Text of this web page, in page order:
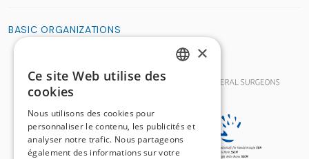
BASIC ORGANIZATIONS
×
Ce site Web utilise des
cookies
Nous utilisons des cookies pour
personnaliser le contenu, les publicités et
analyser notre trafic. Nous partageons
également des informations sur votre